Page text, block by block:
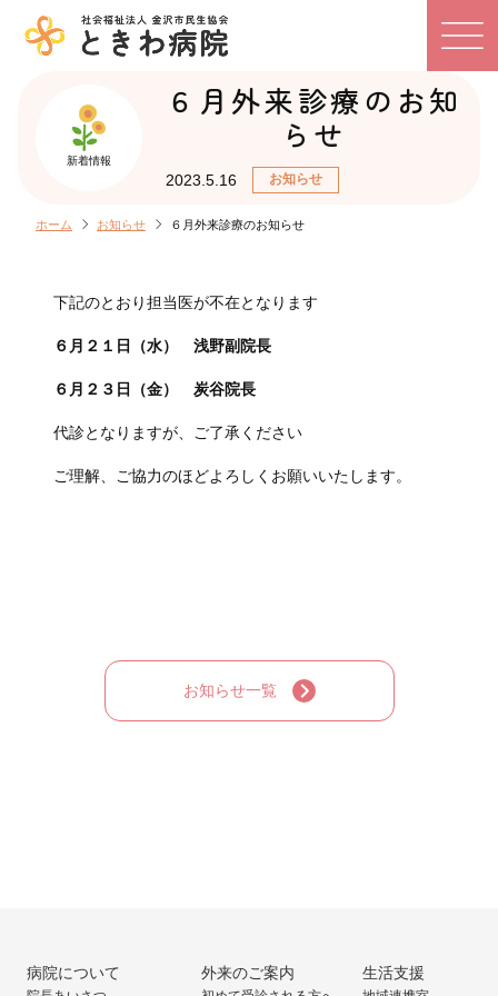
新着情報
６月外来診療のお知
らせ
2023.5.16 お知らせ
ホーム chevron_right お知らせ chevron_right ６月外来診療のお知らせ
下記のとおり担当医が不在となります
６月２１日（水） 浅野副院長
６月２３日（金） 炭谷院長
代診となりますが、ご了承ください
ご理解、ご協力のほどよろしくお願いいたします。
お知らせ一覧
病院について 外来のご案内 生活支援